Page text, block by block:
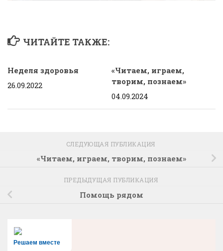
ЧИТАЙТЕ ТАКЖЕ:
Неделя здоровья
26.09.2022
«Читаем, играем,
творим, познаем»
04.09.2024
СЛЕДУЮЩАЯ ПУБЛИКАЦИЯ
«Читаем, играем, творим, познаем»
ПРЕДЫДУЩАЯ ПУБЛИКАЦИЯ
Помощь рядом
Решаем вместе